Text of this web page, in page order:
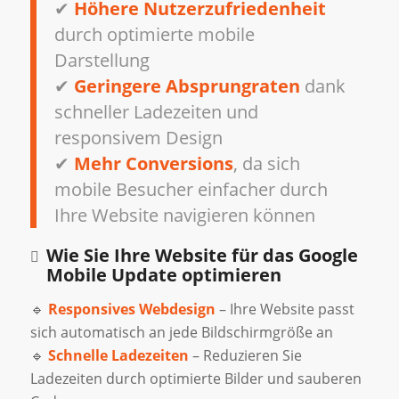
✔ Höhere Nutzerzufriedenheit
durch optimierte mobile
Darstellung
✔ Geringere Absprungraten dank
schneller Ladezeiten und
responsivem Design
✔ Mehr Conversions, da sich
mobile Besucher einfacher durch
Ihre Website navigieren können
Wie Sie Ihre Website für das Google
Mobile Update optimieren
🔹 Responsives Webdesign – Ihre Website passt
sich automatisch an jede Bildschirmgröße an
🔹 Schnelle Ladezeiten – Reduzieren Sie
Ladezeiten durch optimierte Bilder und sauberen